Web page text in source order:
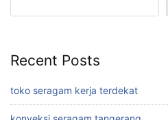
Recent Posts
toko seragam kerja terdekat